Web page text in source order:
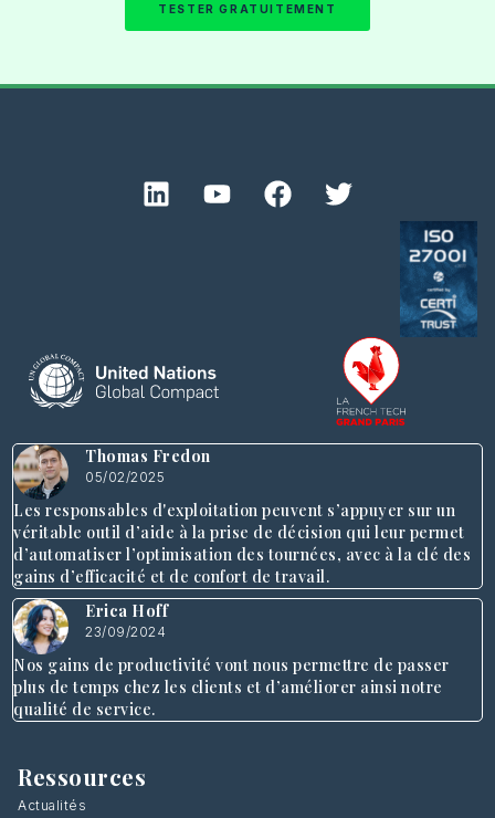
TESTER GRATUITEMENT
Thomas Fredon
05/02/2025
Les responsables d'exploitation peuvent s’appuyer sur un
véritable outil d’aide à la prise de décision qui leur permet
d’automatiser l’optimisation des tournées, avec à la clé des
gains d’efficacité et de confort de travail.
Erica Hoff
23/09/2024
Nos gains de productivité vont nous permettre de passer
plus de temps chez les clients et d’améliorer ainsi notre
qualité de service.
Ressources
Actualités